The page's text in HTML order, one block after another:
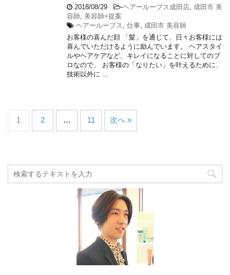
2018/08/29 -ヘアーループス成田店, 成田市 美
容師, 美容師×提案
ヘアーループス , 仕事, 成田市 美容師
お客様の喜んだ顔 「髪」を通じて、日々お客様には
喜んでいただけるように励んでいます。 ヘアスタイ
ルやヘアケアなど、キレイになることに対してのプ
ロなので、 お客様の「なりたい」を叶えるために、
技術以外に ...
1 2 … 11 次へ »